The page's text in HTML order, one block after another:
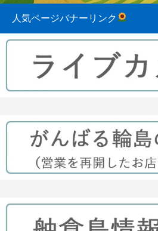
2023.08.31
人気ページバナーリンク